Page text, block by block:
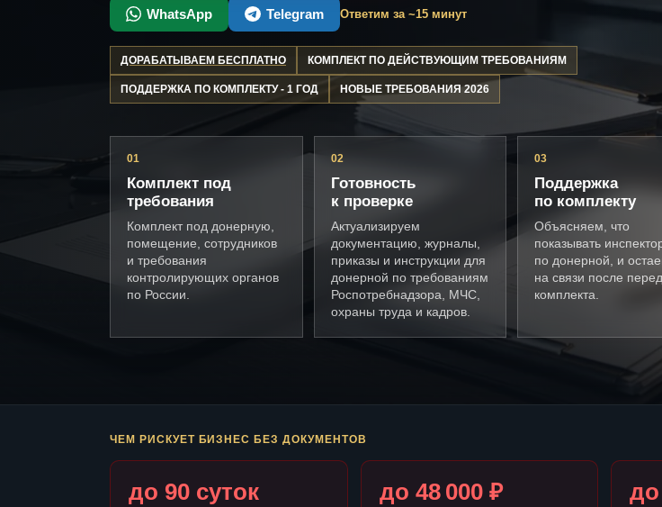
WhatsApp Telegram Ответим за ~15 минут
ДОРАБАТЫВАЕМ БЕСПЛАТНО КОМПЛЕКТ ПО ДЕЙСТВУЮЩИМ ТРЕБОВАНИЯМ
ПОДДЕРЖКА ПО КОМПЛЕКТУ - 1 ГОД НОВЫЕ ТРЕБОВАНИЯ 2026
01
Комплект под
требования
Комплект под донерную,
помещение, сотрудников
и требования
контролирующих органов
по России.
02
Готовность
к проверке
Актуализируем
документацию, журналы,
приказы и инструкции для
донерной по требованиям
Роспотребнадзора, МЧС,
охраны труда и кадров.
03
Поддержка
по комплекту
Объясняем, что
показывать
по донерной, и
на связи после
комплекта.
ЧЕМ РИСКУЕТ БИЗНЕС БЕЗ ДОКУМЕНТОВ
до 90 суток до 48 000 ₽ до